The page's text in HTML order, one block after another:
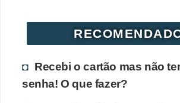
Recebi o cartão mas não
senha! O que fazer?
é
b
i